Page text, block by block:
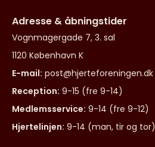
Adresse & åbningstider
Vognmagergade 7, 3. sal
1120 København K
E-mail: post@hjerteforeningen.dk
Reception: 9-15 (fre 9-14)
Medlemsservice: 9-14 (fre 9-12)
Hjertelinjen: 9-14 (man, tir og tor)